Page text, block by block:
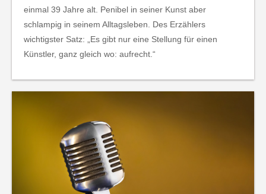
einmal 39 Jahre alt. Penibel in seiner Kunst aber
schlampig in seinem Alltagsleben. Des Erzählers
wichtigster Satz: „Es gibt nur eine Stellung für einen
Künstler, ganz gleich wo: aufrecht.“